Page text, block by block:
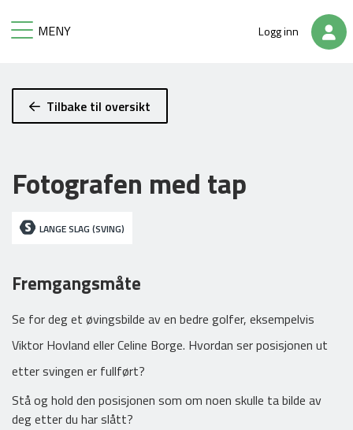
MENY Logg inn
Opprett periodeplan
Mine økter
Tilbake til oversikt
Fotografen med tap
LANGE SLAG (SVING)
Fremgangsmåte
Se for deg et øvingsbilde av en bedre golfer, eksempelvis
Viktor Hovland eller Celine Borge. Hvordan ser posisjonen ut
etter svingen er fullført?
Stå og hold den posisjonen som om noen skulle ta bilde av
deg etter du har slått?